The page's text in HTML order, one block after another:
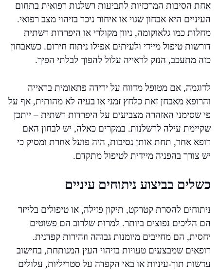
אחת הסיבות המרכזיות לתביעות רשלנות רפואית בתחום
העיניים היא אבחון שגוי או איחור ניכר בזיהוי מצב רפואי.
מחלות כמו גלאוקומה, ניוון מקולרי או היפרדות רשתית
דורשות טיפול מיידי ולעיתים אפילו ניתוח חירום. כשאבחון
כזה מתעכב, הנזק לראייה עלול להפוך לבלתי הפיך.
לדוגמה, אם מטופל מדווח על ירידה פתאומית בראייה
והרופא מאבחן זאת כלחץ זמני או בעיה לא מהותית, אף על
פי שסימני האזהרה מצביעים על היפרדות רשתית – ייתכן
שקיימת עילה לרשלנות. במקרים כאלה, יש לבחון האם
רופא אחר, תחת אותן נסיבות, היה פועל אחרת ומסיק כי
יש צורך בהפניה מיידית לטיפול מתקדם.
כשלים בביצוע ניתוחים עיניים
ניתוחים להסרת קטרקט, תיקון פזילה, או טיפולים בלייזר
הם הליכים נפוצים ביותר. למרות שלרוב הם פשוטים
יחסית, הם מחייבים מיומנות גבוהה וזהירות קפדנית.
רופאים שמבצעים טעויות בזיהוי העין המנותחת, בחישוב
עדשות תוך-עיניות או באי הקפדה על סטריליות, עלולים